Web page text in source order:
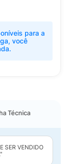
para a
você
Técnica
SER VENDIDO